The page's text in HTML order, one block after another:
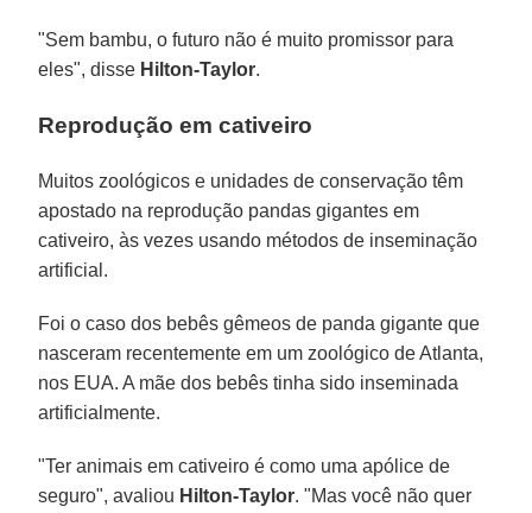
"Sem bambu, o futuro não é muito promissor para
eles", disse Hilton-Taylor.
Reprodução em cativeiro
Muitos zoológicos e unidades de conservação têm
apostado na reprodução pandas gigantes em
cativeiro, às vezes usando métodos de inseminação
artificial.
Foi o caso dos bebês gêmeos de panda gigante que
nasceram recentemente em um zoológico de Atlanta,
nos EUA. A mãe dos bebês tinha sido inseminada
artificialmente.
"Ter animais em cativeiro é como uma apólice de
seguro", avaliou Hilton-Taylor. "Mas você não quer